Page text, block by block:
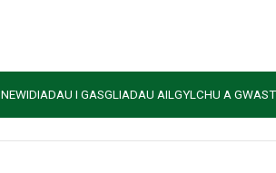
NEWIDIADAU I GASGLIADAU AILGYLCHU A